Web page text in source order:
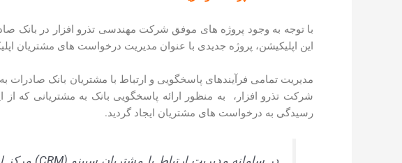
با توجه به وجود پروژه های موفق شرکت مهندسی تذرو افزار در بانک
این اپلیکیشن، پروژه جدیدی با عنوان مدیریت درخواست های مشتریان
شرکت تذرو افزار، به منظور ارائه پاسخگویی بانک به مشتریانی که از
رسیدگی به درخواست های مشتریان ایجاد گردید.